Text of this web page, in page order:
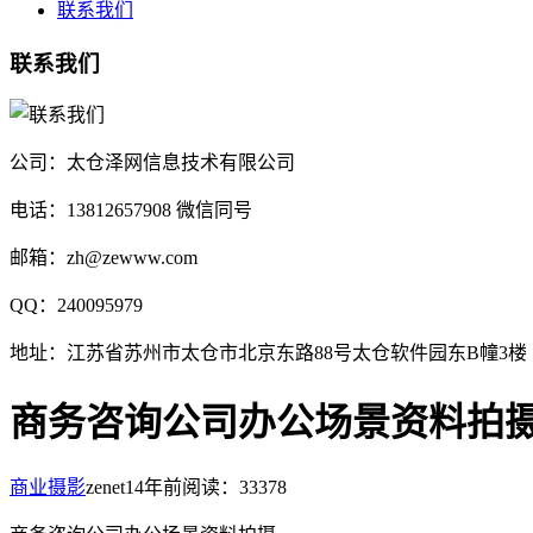
联系我们
联系我们
公司：太仓泽网信息技术有限公司
电话：13812657908 微信同号
邮箱：zh@zewww.com
QQ：240095979
地址：江苏省苏州市太仓市北京东路88号太仓软件园东B幢3楼
商务咨询公司办公场景资料拍
商业摄影zenet14年前阅读：33378